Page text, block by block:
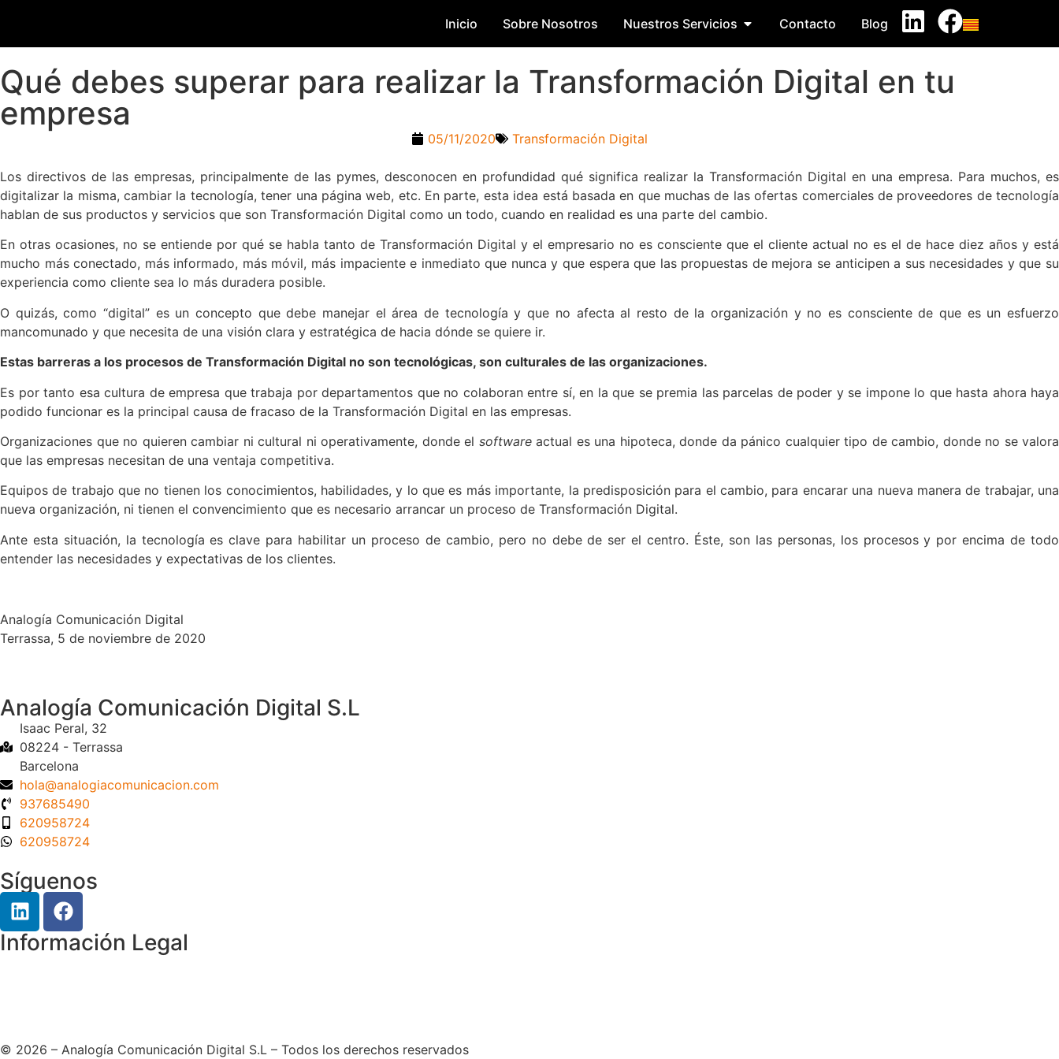
Inicio Sobre Nosotros Nuestros Servicios Contacto Blog
Qué debes superar para realizar la Transformación Digital en tu
empresa
05/11/2020 Transformación Digital
Los directivos de las empresas, principalmente de las pymes, desconocen en profundidad qué significa realizar la Transformación Digital en una empresa. Para muchos, es
digitalizar la misma, cambiar la tecnología, tener una página web, etc. En parte, esta idea está basada en que muchas de las ofertas comerciales de proveedores de tecnología
hablan de sus productos y servicios que son Transformación Digital como un todo, cuando en realidad es una parte del cambio.
En otras ocasiones, no se entiende por qué se habla tanto de Transformación Digital y el empresario no es consciente que el cliente actual no es el de hace diez años y está
mucho más conectado, más informado, más móvil, más impaciente e inmediato que nunca y que espera que las propuestas de mejora se anticipen a sus necesidades y que su
experiencia como cliente sea lo más duradera posible.
O quizás, como “digital” es un concepto que debe manejar el área de tecnología y que no afecta al resto de la organización y no es consciente de que es un esfuerzo
mancomunado y que necesita de una visión clara y estratégica de hacia dónde se quiere ir.
Estas barreras a los procesos de Transformación Digital no son tecnológicas, son culturales de las organizaciones.
Es por tanto esa cultura de empresa que trabaja por departamentos que no colaboran entre sí, en la que se premia las parcelas de poder y se impone lo que hasta ahora haya
podido funcionar es la principal causa de fracaso de la Transformación Digital en las empresas.
Organizaciones que no quieren cambiar ni cultural ni operativamente, donde el softwareactual es una hipoteca, donde da pánico cualquier tipo de cambio, donde no se valora
que las empresas necesitan de una ventaja competitiva.
Equipos de trabajo que no tienen los conocimientos, habilidades, y lo que es más importante, la predisposición para el cambio, para encarar una nueva manera de trabajar, una
nueva organización, ni tienen el convencimiento que es necesario arrancar un proceso de Transformación Digital.
Ante esta situación, la tecnología es clave para habilitar un proceso de cambio, pero no debe de ser el centro. Éste, son las personas, los procesos y por encima de todo
entender las necesidades y expectativas de los clientes.
Analogía Comunicación Digital
Terrassa, 5 de noviembre de 2020
Analogía Comunicación Digital S.L
Isaac Peral, 32
08224 - Terrassa
Barcelona
hola@analogiacomunicacion.com
937685490
620958724
620958724
Síguenos
Información Legal
© 2026 – Analogía Comunicación Digital S.L – Todos los derechos reservados